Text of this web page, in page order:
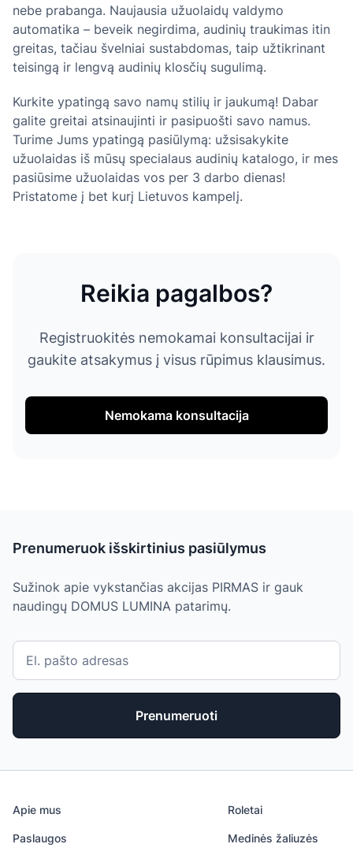
nebe prabanga. Naujausia užuolaidų valdymo
automatika – beveik negirdima, audinių traukimas itin
greitas, tačiau švelniai sustabdomas, taip užtikrinant
teisingą ir lengvą audinių klosčių sugulimą.
Kurkite ypatingą savo namų stilių ir jaukumą! Dabar
galite greitai atsinaujinti ir pasipuošti savo namus.
Turime Jums ypatingą pasiūlymą: užsisakykite
užuolaidas iš mūsų specialaus audinių katalogo, ir mes
pasiūsime užuolaidas vos per 3 darbo dienas!
Pristatome į bet kurį Lietuvos kampelį.
Reikia pagalbos?
Registruokitės nemokamai konsultacijai ir
gaukite atsakymus į visus rūpimus klausimus.
Nemokama konsultacija
Prenumeruok išskirtinius pasiūlymus
Sužinok apie vykstančias akcijas PIRMAS ir gauk
naudingų DOMUS LUMINA patarimų.
Prenumeruoti
Apie mus
Paslaugos
Roletai
Medinės žaliuzės